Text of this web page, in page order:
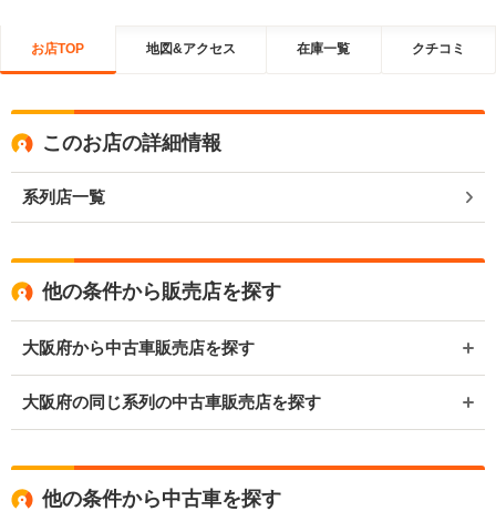
お店TOP 地図&アクセス 在庫一覧 クチコミ
このお店の詳細情報
系列店一覧
他の条件から販売店を探す
大阪府から中古車販売店を探す
大阪府の同じ系列の中古車販売店を探す
他の条件から中古車を探す